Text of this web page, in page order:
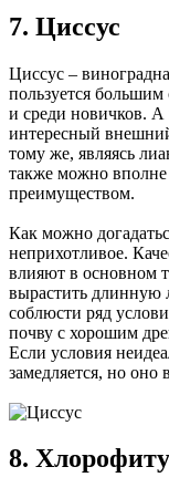
7. Циссус
Циссус –
пользуется
и среди новичков. А
интересный
тому же, являясь
также можно вполне
преимуществом.
Как можно
неприхотливое.
влияют в основном
вырастить длинную
соблюсти ряд
почву с хорошим
Если условия
замедляется, но оно
8.